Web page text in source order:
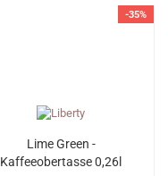
-35%
Lime Green -
Kaffeeobertasse 0,26l